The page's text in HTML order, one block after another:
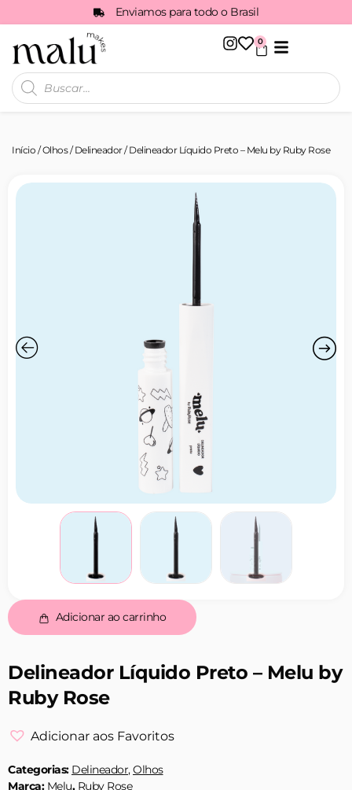
Enviamos para todo o Brasil
0
Início /Olhos/Delineador/ Delineador Líquido Preto – Melu by Ruby Rose
Delineador Líquido Preto – Melu by
Ruby Rose
Adicionar aos Favoritos
Categorias: Delineador,Olhos
Marca: Melu, Ruby Rose
Adicionar ao carrinho